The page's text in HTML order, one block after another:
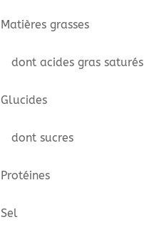
Matières grasses
dont acides gras saturés
Glucides
dont sucres
Protéines
Sel